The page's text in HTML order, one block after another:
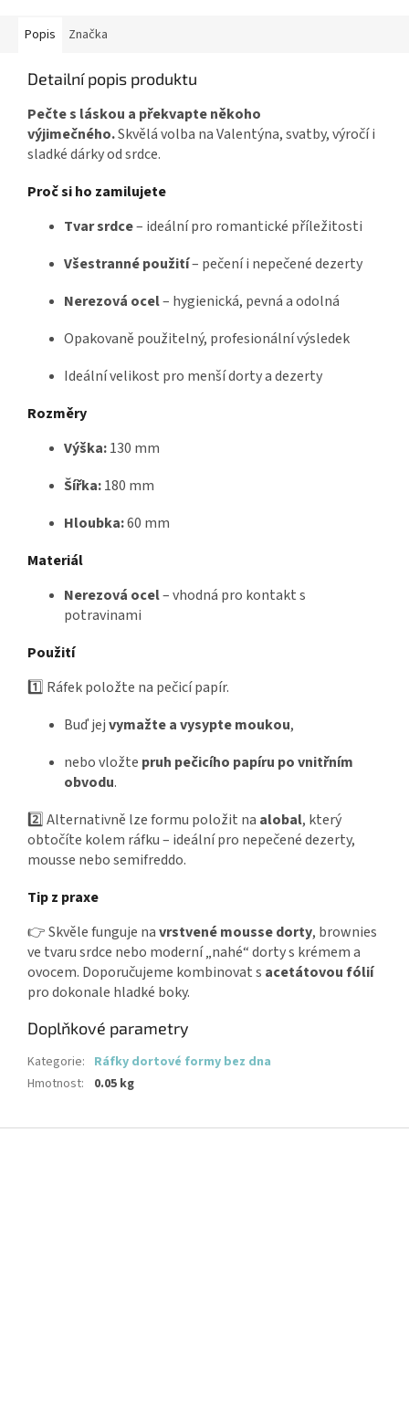
Popis Značka
Detailní popis produktu
Pečte s láskou a překvapte někoho
výjimečného.Skvělá volba na Valentýna, svatby, výročí i
sladké dárky od srdce.
Proč si ho zamilujete
Tvar srdce– ideální pro romantické příležitosti
Všestranné použití– pečení i nepečené dezerty
Nerezová ocel– hygienická, pevná a odolná
Opakovaně použitelný, profesionální výsledek
Ideální velikost pro menší dorty a dezerty
Rozměry
Výška:130 mm
Šířka:180 mm
Hloubka:60 mm
Materiál
Nerezová ocel– vhodná pro kontakt s
potravinami
Použití
1️⃣ Ráfek položte na pečicí papír.
Buď jejvymažte a vysypte moukou,
nebo vložte pruh pečicího papíru po vnitřním
obvodu.
2️⃣ Alternativně lze formu položit na alobal, který
obtočíte kolem ráfku – ideální pro nepečené dezerty,
mousse nebo semifreddo.
Tip z praxe
👉 Skvěle funguje navrstvené mousse dorty, brownies
ve tvaru srdce nebo moderní „nahé“ dorty s krémem a
ovocem. Doporučujeme kombinovat s acetátovou fólií
pro dokonale hladké boky.
Doplňkové parametry
Kategorie: Ráfky dortové formy bez dna
Hmotnost: 0.05 kg